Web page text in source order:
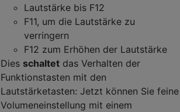
Lautstärke bis F12
F11, um die Lautstärke zu
verringern
F12 zum Erhöhen der Lautstärke
Dies schaltet das Verhalten der
Funktionstasten mit den
Lautstärketasten: Jetzt können Sie feine
Volumeneinstellung mit einem